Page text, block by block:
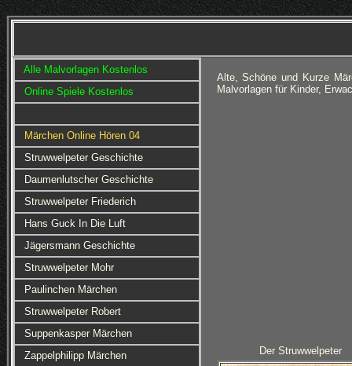
Alle Malvorlagen Kostenlos
Online Spiele Kostenlos
Märchen Online Hören 04
Struwwelpeter Geschichte
Daumenlutscher Geschichte
Struwwelpeter Friederich
Hans Guck In Die Luft
Jägersmann Geschichte
Struwwelpeter Mohr
Paulinchen Märchen
Struwwelpeter Robert
Suppenkasper Märchen
Zappelphilipp Märchen
Alte, Schöne und Kurze
Malvorlagen für Kinder,
Der Struwwelpeter